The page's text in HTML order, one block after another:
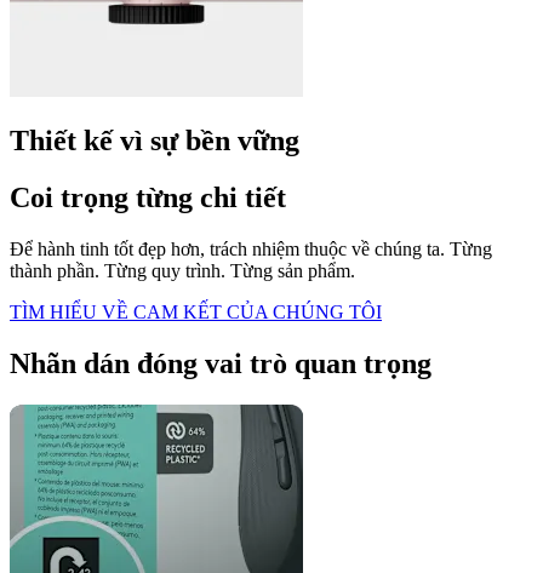
Thiết kế vì sự bền vững
Coi trọng từng chi tiết
Để hành tinh tốt đẹp hơn, trách nhiệm thuộc về chúng ta. Từng
thành phần. Từng quy trình. Từng sản phẩm.
TÌM HIỂU VỀ CAM KẾT CỦA CHÚNG TÔI
Nhãn dán đóng vai trò quan trọng